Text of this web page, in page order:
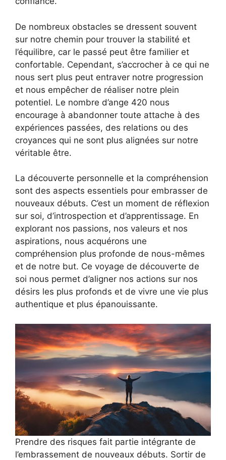
De nombreux obstacles se dressent souvent
sur notre chemin pour trouver la stabilité et
l’équilibre, car le passé peut être familier et
confortable. Cependant, s’accrocher à ce qui ne
nous sert plus peut entraver notre progression
et nous empêcher de réaliser notre plein
potentiel. Le nombre d’ange 420 nous
encourage à abandonner toute attache à des
expériences passées, des relations ou des
croyances qui ne sont plus alignées sur notre
véritable être.
La découverte personnelle et la compréhension
sont des aspects essentiels pour embrasser de
nouveaux débuts. C’est un moment de réflexion
sur soi, d’introspection et d’apprentissage. En
explorant nos passions, nos valeurs et nos
aspirations, nous acquérons une
compréhension plus profonde de nous-mêmes
et de notre but. Ce voyage de découverte de
soi nous permet d’aligner nos actions sur nos
désirs les plus profonds et de vivre une vie plus
authentique et plus épanouissante.
Prendre des risques fait partie intégrante de
l’embrassement de nouveaux débuts. Sortir de